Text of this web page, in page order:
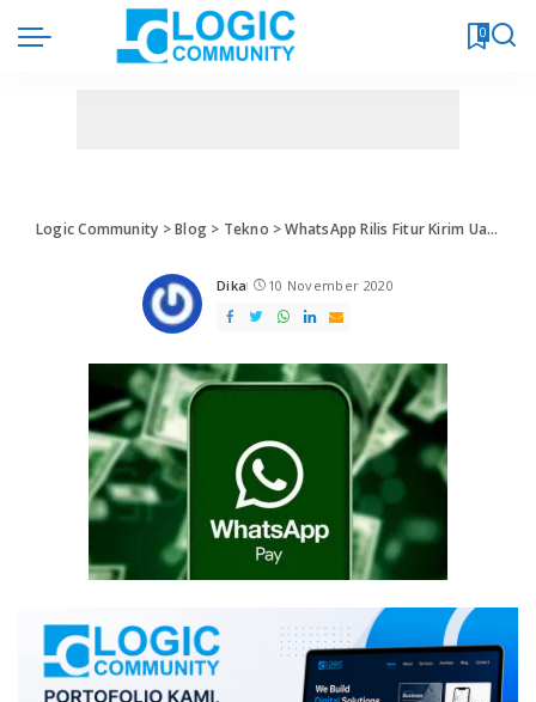
0
Logic Community >Blog> Tekno >WhatsApp Rilis Fitur Kirim Uang
Posted
by
Dika 10 November 2020